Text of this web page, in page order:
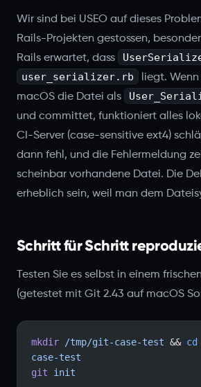
Wir sind bei USEO auf dieses
Rails-Projekten gestossen,
Rails erwartet, dass
user_serializer.rb
liegt.
macOS die Datei als
und committet, funktioniert alles
CI-Server (case-sensitive ext4)
dann fehl, und die Fehlermeldung
scheinbar vorhandene Datei. Die
erheblich sein, weil man dem
Schritt für Schritt
Testen Sie es selbst in einem
(getestet mit Git 2.43 auf macOS
mkdir /tmp/git-case-test && cd
case-test
git init